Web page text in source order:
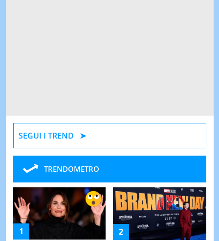
SEGUI I TREND
TRENDOMETRO